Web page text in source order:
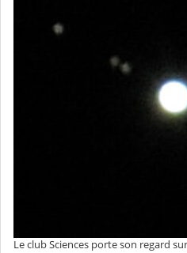
Le club Sciences porte son regard